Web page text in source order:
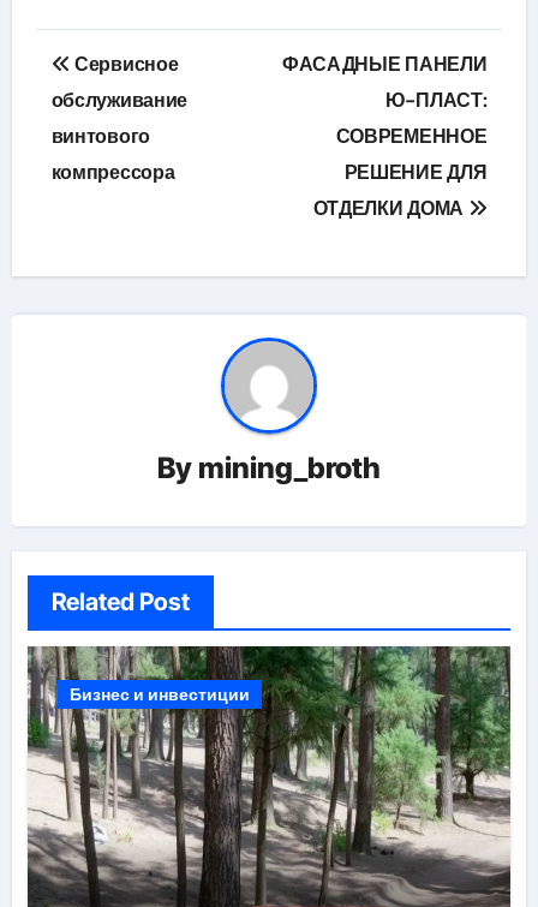
Навигация
по
записям
Сервисное
обслуживание
винтового
компрессора
ФАСАДНЫЕ ПАНЕЛИ
Ю-ПЛАСТ:
СОВРЕМЕННОЕ
РЕШЕНИЕ ДЛЯ
ОТДЕЛКИ ДОМА
By mining_broth
Related Post
Бизнес и инвестиции